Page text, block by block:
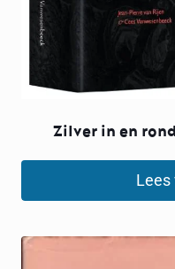
Zilver in en
Lees